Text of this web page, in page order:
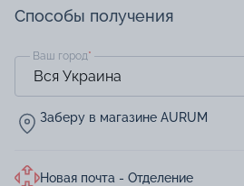
Способы получения
Ваш город*
Заберу в магазине AURUM
Новая почта - Отделение